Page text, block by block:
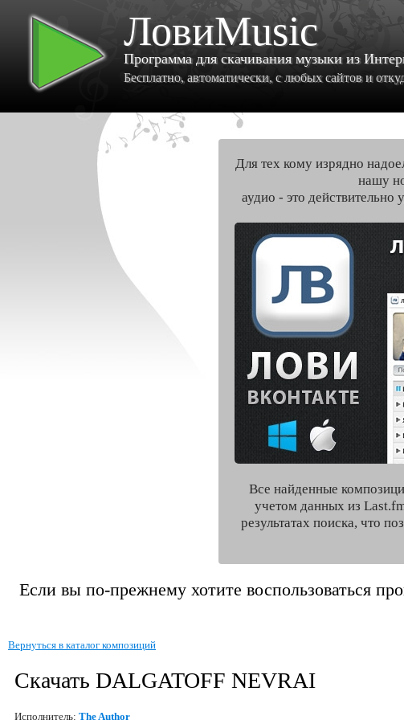
ЛовиMusic
Программа для скачивания музыки из
Бесплатно, автоматически, с любых сайтов и
Для тех кому изрядно
нашу
аудио - это действительно
Все найденные
учетом данных из
результатах поиска, что
Если вы по-прежнему хотите воспользоваться
Вернуться в каталог композиций
Скачать DALGATOFF NEVRAI
Исполнитель: The Author